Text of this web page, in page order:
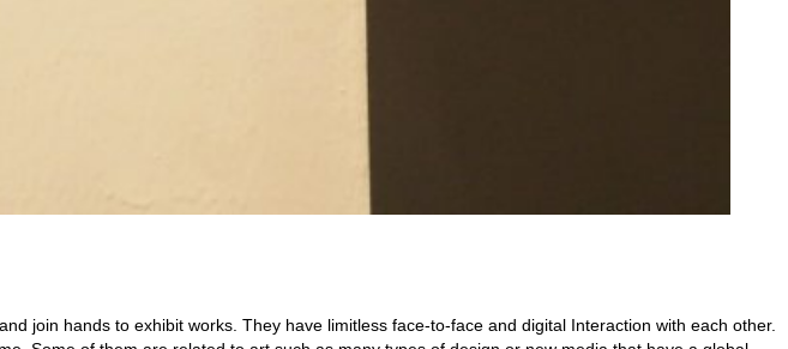
join hands to exhibit works. They have limitless face-to-face and digital Interaction with each other.